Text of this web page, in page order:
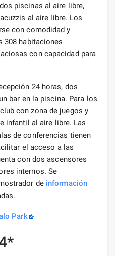
piscinas al aire libre,
al aire libre. Los
con comodidad y
308 habitaciones
con capacidad para
24 horas, dos
bar en la piscina. Para los
con zona de juegos y
infantil al aire libre. Las
de conferencias tienen
el acceso a las
con dos ascensores
internos. Se
de información
Park